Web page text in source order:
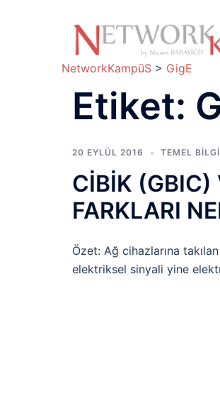
NetworkKampüS > GigE
Etiket:
20 EYLÜL 2016 TEMEL
CİBİK (GBIC)
FARKLARI
Özet: Ağ cihazlarına
elektriksel sinyali yine